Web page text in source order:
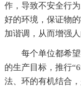
作，导致不安全行
好的环境，保证物
加谐调，从而增强人
每个单位都希
的生产目标，推行
法、环的有机结合